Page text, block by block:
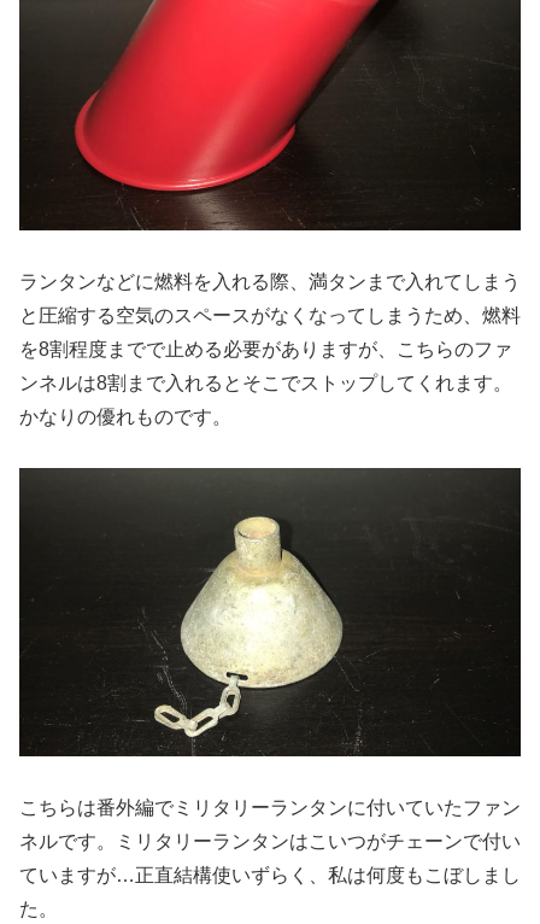
ランタンなどに燃料を入れる際、満タンまで入れてしまう
と圧縮する空気のスペースがなくなってしまうため、燃料
を8割程度までで止める必要がありますが、こちらのファ
ンネルは8割まで入れるとそこでストップしてくれます。
かなりの優れものです。
こちらは番外編でミリタリーランタンに付いていたファン
ネルです。ミリタリーランタンはこいつがチェーンで付い
ていますが…正直結構使いずらく、私は何度もこぼしまし
た。